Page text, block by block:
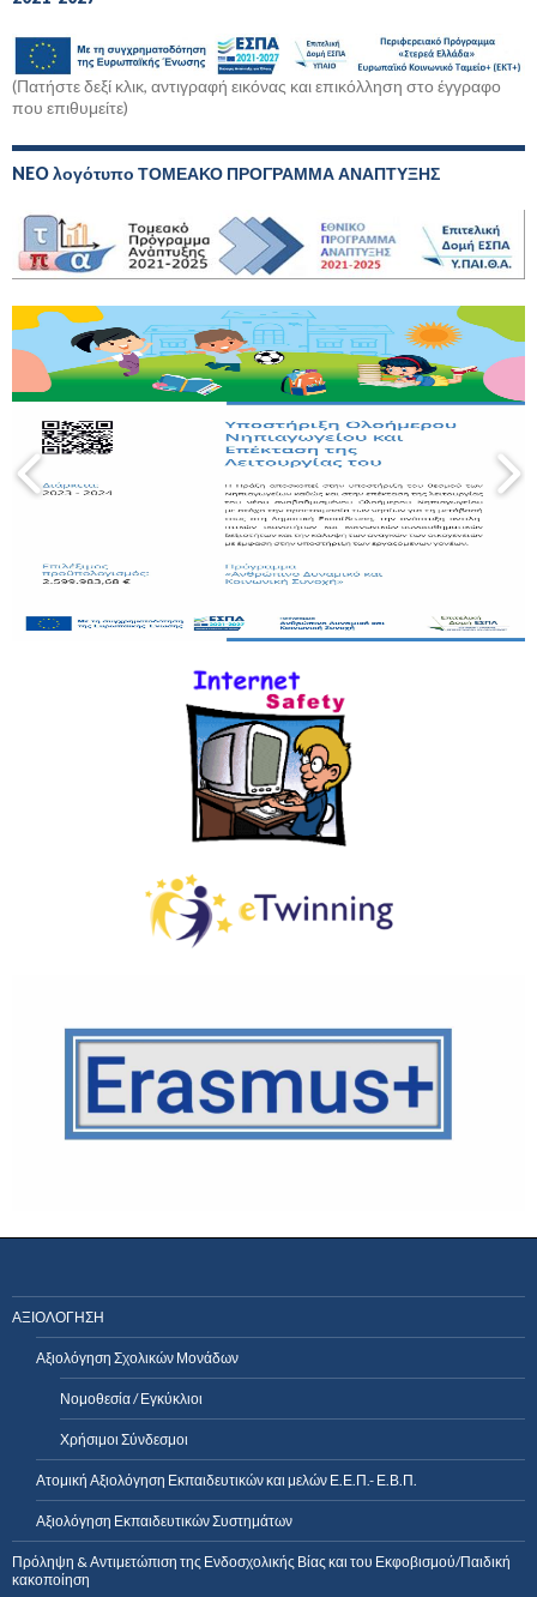
(Πατήστε δεξί κλικ, αντιγραφή εικόνας και επικόλληση στο έγγραφο
που επιθυμείτε)
NEO λογότυπο ΤΟΜΕΑΚΟ ΠΡΟΓΡΑΜΜΑ ΑΝΑΠΤΥΞΗΣ
ΑΞΙΟΛΟΓΗΣΗ
Αξιολόγηση Σχολικών Μονάδων
Νομοθεσία / Εγκύκλιοι
Χρήσιμοι Σύνδεσμοι
Ατομική Αξιολόγηση Εκπαιδευτικών και μελών Ε.Ε.Π.- Ε.Β.Π.
Αξιολόγηση Εκπαιδευτικών Συστημάτων
Πρόληψη & Αντιμετώπιση της Ενδοσχολικής Βίας και του Εκφοβισμού/Παιδική
κακοποίηση